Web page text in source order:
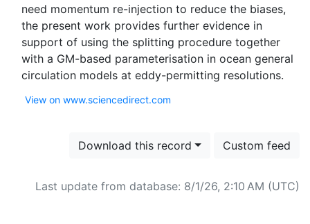
need momentum re-injection to reduce the biases,
the present work provides further evidence in
support of using the splitting procedure together
with a GM-based parameterisation in ocean general
View on www.sciencedirect.com
Download this record Custom feed
Last update from database: 8/1/26, 2:10 AM (UTC)